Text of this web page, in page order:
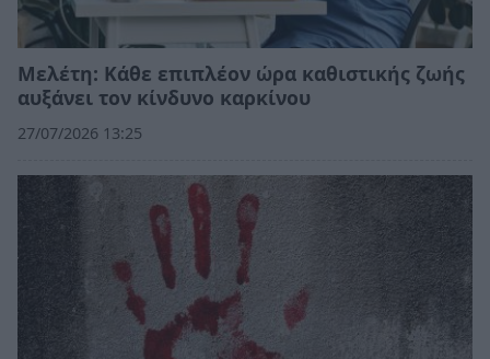
Μελέτη: Κάθε επιπλέον ώρα καθιστικής ζωής
αυξάνει τον κίνδυνο καρκίνου
27/07/2026 13:25